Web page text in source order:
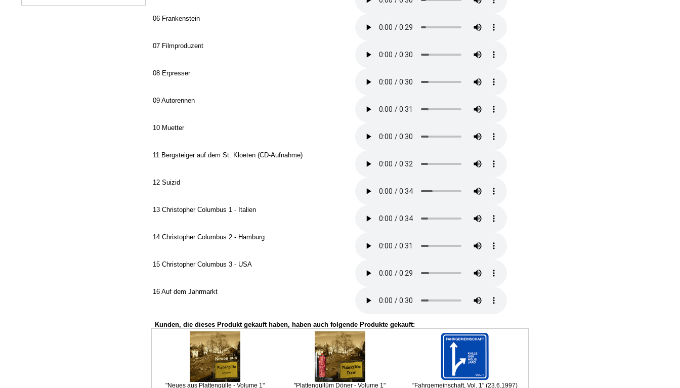
06 Frankenstein
07 Filmproduzent
08 Erpresser
09 Autorennen
10 Muetter
11 Bergsteiger auf dem St. Kloeten (CD-Aufnahme)
12 Suizid
13 Christopher Columbus 1 - Italien
14 Christopher Columbus 2 - Hamburg
15 Christopher Columbus 3 - USA
16 Auf dem Jahrmarkt
Kunden, die dieses Produkt gekauft haben, haben auch folgende Produkte gekauft:
"Neues aus Plattengülle - Volume 1" "Plattengüllüm Döner - Volume 1" "Fahrgemeinschaft, Vol. 1" (23.6.1997)